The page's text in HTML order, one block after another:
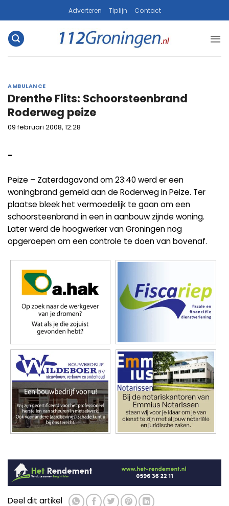
naar
inhoud
Adverteren Tiplijn Contact
AMBULANCE
Drenthe Flits: Schoorsteenbrand
Roderweg peize
09 februari 2008, 12:28
-
Peize – Zaterdagavond om 23:40 werd er een
woningbrand gemeld aan de Roderweg in Peize. Ter
plaatse bleek het vermoedelijk te gaan om een
schoorsteenbrand in een in aanbouw zijnde woning.
Later werd de hoogwerker van Groningen nog
opgeroepen om een controle te doen van bovenaf.
Deel dit artikel